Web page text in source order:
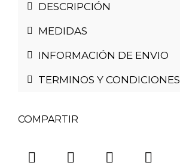
DESCRIPCIÓN
MEDIDAS
INFORMACIÓN DE ENVIO
TERMINOS Y CONDICIONES
COMPARTIR